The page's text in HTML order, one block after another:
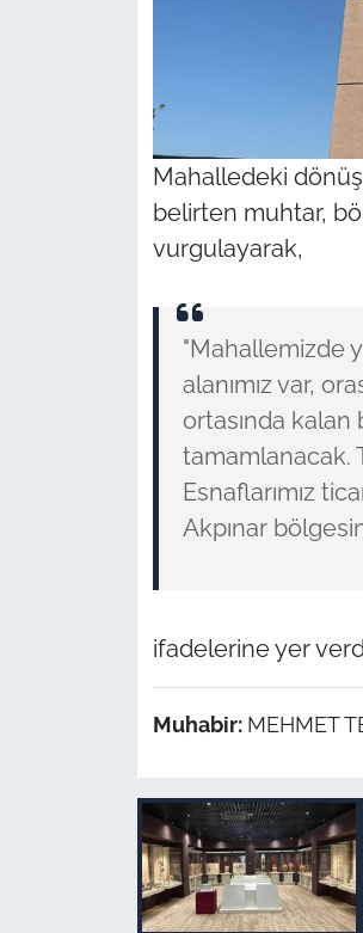
Mahalledeki
belirten muhtar,
vurgulayarak,
"Mahallemizde
alanımız var,
ortasında kalan
tamamlanacak.
Esnaflarımız
Akpınar
ifadelerine yer
Muhabir: MEHMET